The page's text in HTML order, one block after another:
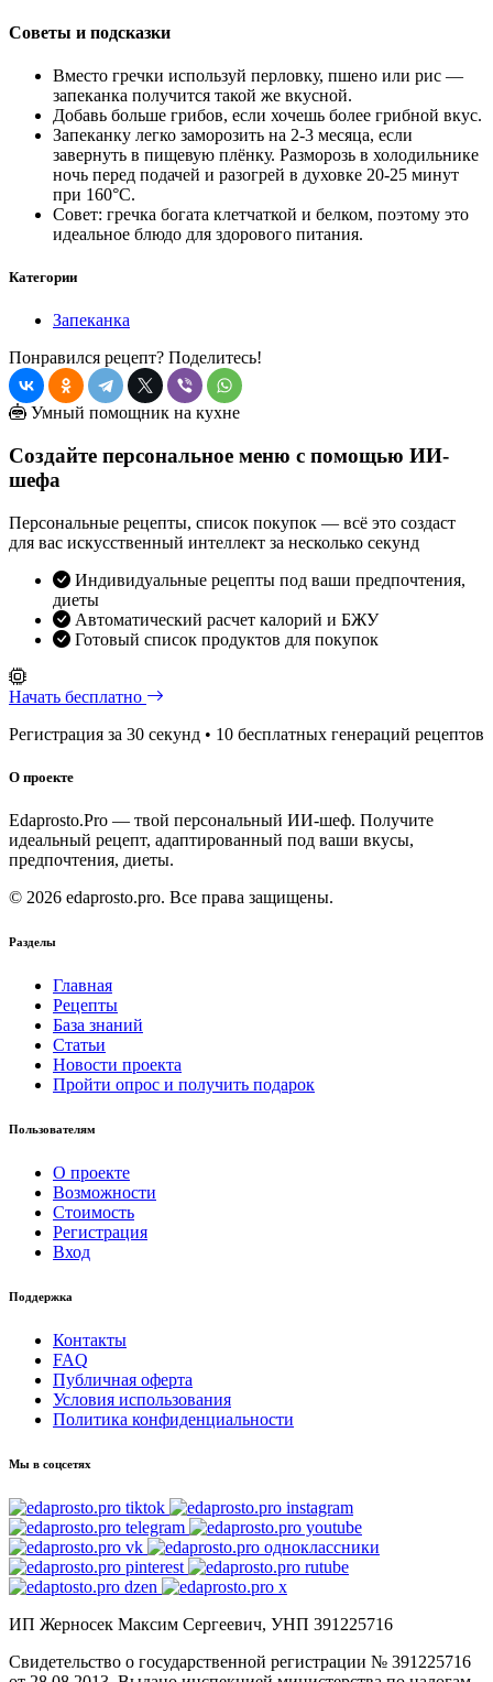
Советы и подсказки
Вместо гречки используй перловку, пшено или рис —
запеканка получится такой же вкусной.
Добавь больше грибов, если хочешь более грибной вкус.
Запеканку легко заморозить на 2-3 месяца, если
завернуть в пищевую плёнку. Разморозь в холодильнике
ночь перед подачей и разогрей в духовке 20-25 минут
при 160°C.
Совет: гречка богата клетчаткой и белком, поэтому это
идеальное блюдо для здорового питания.
Категории
Запеканка
Понравился рецепт? Поделитесь!
Умный помощник на кухне
Создайте персональное меню с помощью ИИ-
шефа
Персональные рецепты, список покупок — всё это создаст
для вас искусственный интеллект за несколько секунд
Индивидуальные рецепты под ваши предпочтения,
диеты
Автоматический расчет калорий и БЖУ
Готовый список продуктов для покупок
Начать бесплатно
Регистрация за 30 секунд • 10 бесплатных генераций рецептов
О проекте
Edaprosto.Pro — твой персональный ИИ-шеф. Получите
идеальный рецепт, адаптированный под ваши вкусы,
предпочтения, диеты.
© 2026 edaprosto.pro. Все права защищены.
Разделы
Главная
Рецепты
База знаний
Статьи
Новости проекта
Пройти опрос и получить подарок
Пользователям
О проекте
Возможности
Стоимость
Регистрация
Вход
Поддержка
Контакты
FAQ
Публичная оферта
Условия использования
Политика конфиденциальности
Мы в соцсетях
ИП Жерносек Максим Сергеевич, УНП 391225716
Свидетельство о государственной регистрации № 391225716